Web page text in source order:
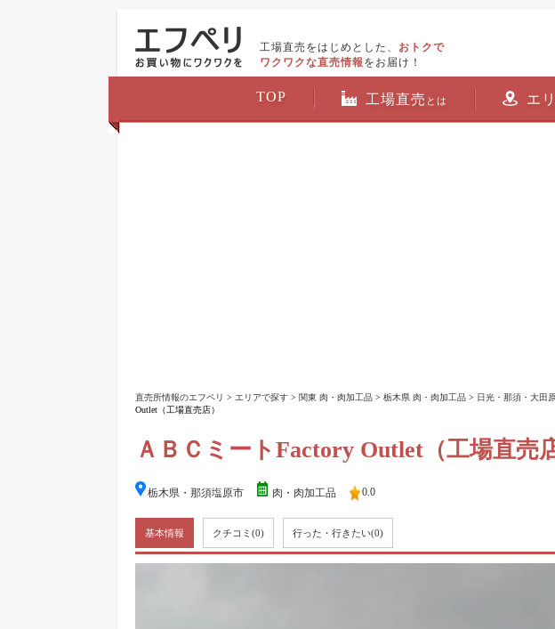
工場直売をはじめとした、 おトクで
ワクワクな直売情報 をお届け！
TOP 工場直売 とは エ
直売所情報のエフペリ > エリアで探す > 関東 肉・肉加工品 > 栃木県 肉・肉加工品 > 日光・那須・大田
Outlet（工場直売店）
ＡＢＣミートFactory Outlet（工場直売店
栃木県・那須塩原市 肉・肉加工品 0.0
基本情報 クチコミ (0) 行った・行きたい(0)